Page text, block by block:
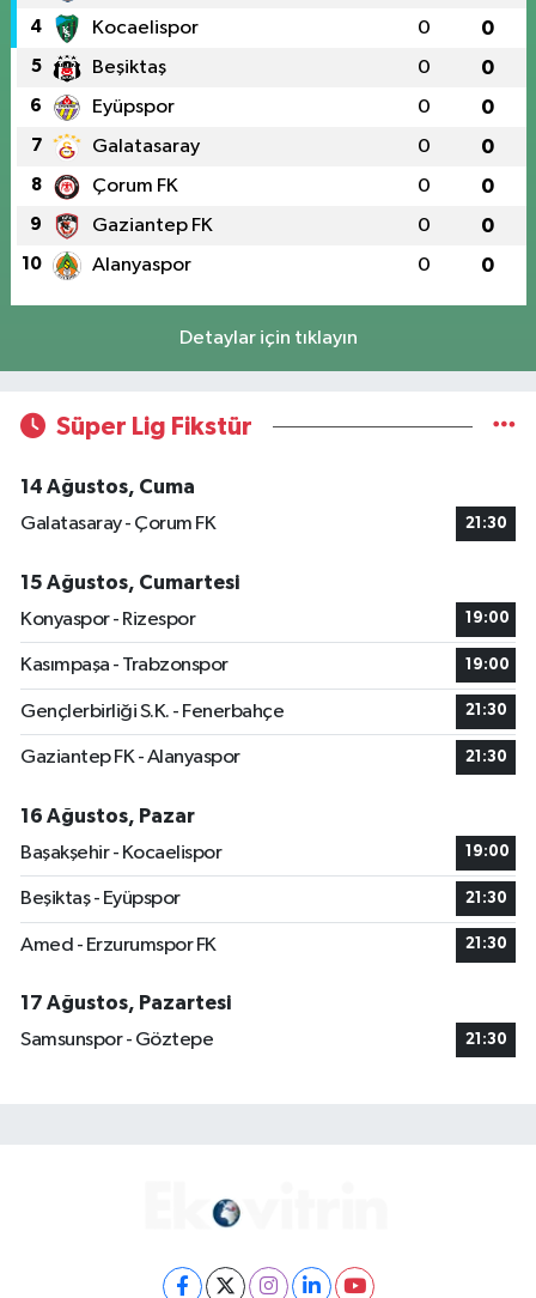
4 Kocaelispor 0 0
5 Beşiktaş 0 0
6 Eyüpspor 0 0
7 Galatasaray 0 0
8 Çorum FK 0 0
9 Gaziantep FK 0 0
10 Alanyaspor 0 0
Detaylar için tıklayın
Süper Lig Fikstür
14 Ağustos, Cuma
Galatasaray - Çorum FK
21:30
15 Ağustos, Cumartesi
Konyaspor - Rizespor
19:00
Kasımpaşa - Trabzonspor 19:00
Gençlerbirliği S.K. - Fenerbahçe 21:30
Gaziantep FK - Alanyaspor 21:30
16 Ağustos, Pazar
Başakşehir - Kocaelispor
19:00
Beşiktaş - Eyüpspor 21:30
Amed - Erzurumspor FK 21:30
17 Ağustos, Pazartesi
Samsunspor - Göztepe
21:30